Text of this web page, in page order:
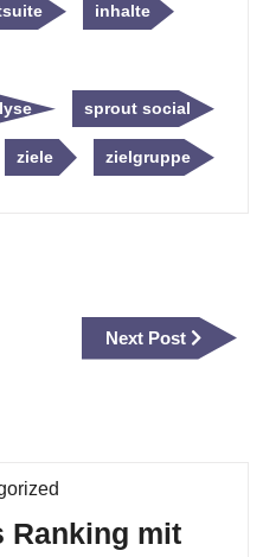
inhalte
sprout social
ziele zielgruppe
Next Post
Next
Post
Ranking mit